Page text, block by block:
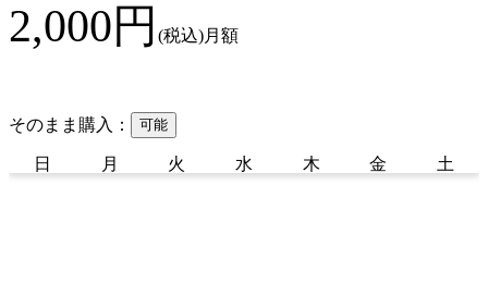
2,000円 (税込)月額
そのまま購入： 可能
日 月 火 水 木 金 土